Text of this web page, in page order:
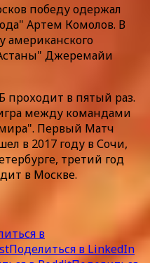
победу одержал
Артем Комолов. В
американского
Джеремайи
проходит в пятый раз.
между командами
Первый Матч
в 2017 году в Сочи,
третий год
в Москве.
в
Поделиться в LinkedIn